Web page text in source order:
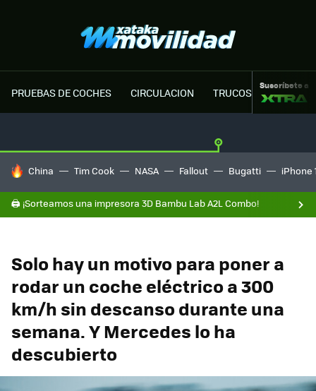
PRUEBAS DE COCHES CIRCULACION TRUCOS MOTOR
Suscríbete a
HOY SE HABLA DE
China Tim Cook NASA Fallout Bugatti iPhone
🖨️ ¡Sorteamos una impresora 3D Bambu Lab A2L Combo!
Solo hay un motivo para poner a
rodar un coche eléctrico a 300
km/h sin descanso durante una
semana. Y Mercedes lo ha
descubierto